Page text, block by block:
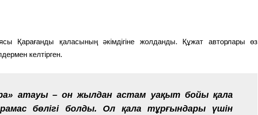
Қарағанды қаласының әкімдігіне жолданды. Құжат авторлары өз
келтірген.
атауы – он жылдан астам уақыт бойы қала
бөлігі болды. Ол қала тұрғындары үшін